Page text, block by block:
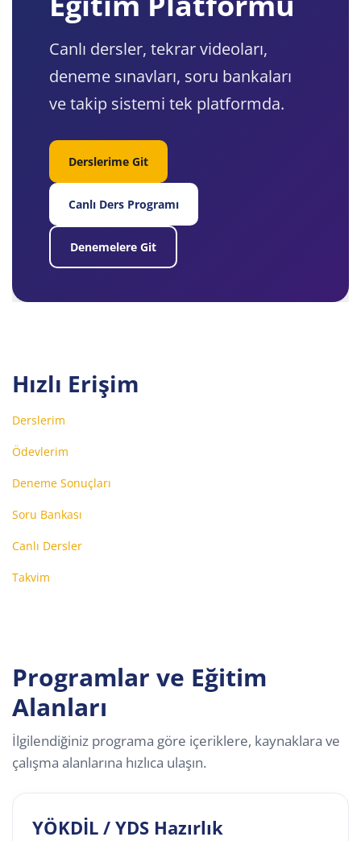
Canlı dersler, tekrar videoları,
deneme sınavları, soru bankaları
ve takip sistemi tek platformda.
Derslerime Git
Canlı Ders Programı
Denemelere Git
Hızlı Erişim
Derslerim
Ödevlerim
Deneme Sonuçları
Soru Bankası
Canlı Dersler
Takvim
Programlar ve Eğitim
Alanları
İlgilendiğiniz programa göre içeriklere, kaynaklara ve
çalışma alanlarına hızlıca ulaşın.
YÖKDİL / YDS Hazırlık